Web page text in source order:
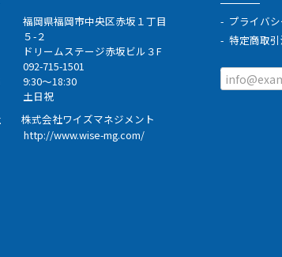
福岡県福岡市中央区赤坂１丁目
５-２
ドリームステージ赤坂ビル３F
092-715-1501
9:30～18:30
土日祝
株式会社ワイズマネジメント
http://www.wise-mg.com/
プライバ
特定商取